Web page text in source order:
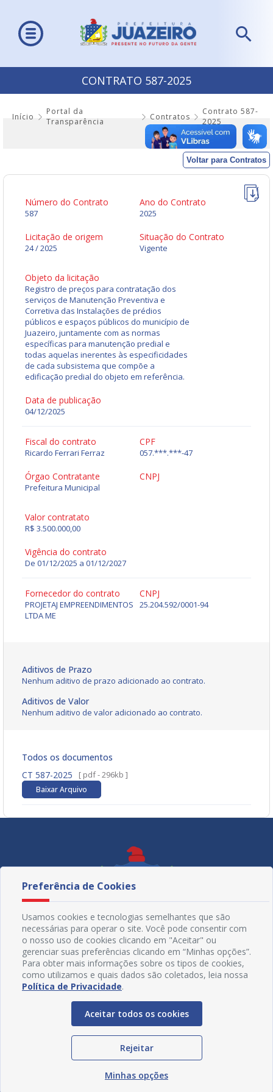
CONTRATO 587-2025
Início
Portal da
Transparência
Contratos
Contrato 587-
2025
Voltar para Contratos
Número do Contrato
587
Ano do Contrato
2025
Licitação de origem
24 / 2025
Situação do Contrato
Vigente
Objeto da licitação
Registro de preços para contratação dos
serviços de Manutenção Preventiva e
Corretiva das Instalações de prédios
públicos e espaços públicos do município de
Juazeiro, juntamente com as normas
específicas para manutenção predial e
todas aquelas inerentes às especificidades
de cada subsistema que compõe a
edificação predial do objeto em referência.
Data de publicação
04/12/2025
Fiscal do contrato
Ricardo Ferrari Ferraz
CPF
057.***.***-47
Órgao Contratante
Prefeitura Municipal
CNPJ
Valor contratato
R$ 3.500.000,00
Vigência do contrato
De 01/12/2025 a 01/12/2027
Fornecedor do contrato
PROJETAJ EMPREENDIMENTOS
LTDA ME
CNPJ
25.204.592/0001-94
Aditivos de Prazo
Nenhum aditivo de prazo adicionado ao contrato.
Aditivos de Valor
Nenhum aditivo de valor adicionado ao contrato.
Todos os documentos
CT 587-2025
[ pdf - 296kb ]
Baixar Arquivo
Preferência de Cookies
Usamos cookies e tecnologias semelhantes que são
necessárias para operar o site. Você pode consentir com
o nosso uso de cookies clicando em "Aceitar" ou
gerenciar suas preferências clicando em “Minhas opções”.
Para obter mais informações sobre os tipos de cookies,
como utilizamos e quais dados são coletados, leia nossa
Política de Privacidade.
Aceitar todos os cookies
Rejeitar
Minhas opções